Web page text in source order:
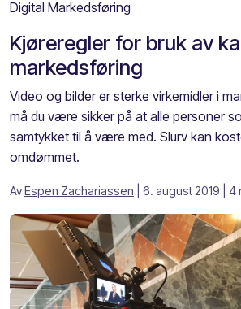
Digital Markedsføring
Kjøreregler for bruk av
markedsføring
Video og bilder er sterke virkemidler i
må du være sikker på at alle personer
samtykket til å være med. Slurv kan
omdømmet.
AvEspen Zachariassen | 6. august 2019 |